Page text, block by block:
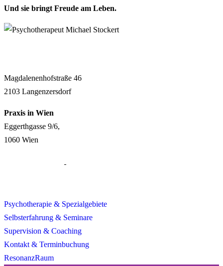
Und sie bringt Freude am Leben.
Magdalenenhofstraße 46
2103 Langenzersdorf
Praxis in Wien
Eggerthgasse 9/6,
1060 Wien
Psychotherapie & Spezialgebiete
Selbsterfahrung & Seminare
Supervision & Coaching
Kontakt & Terminbuchung
ResonanzRaum